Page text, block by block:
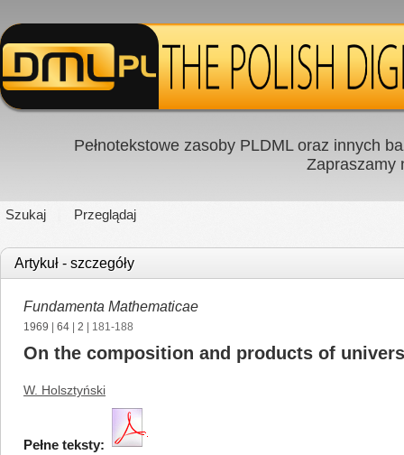
Pełnotekstowe zasoby PLDML oraz innych
Zapraszamy
Szukaj Przeglądaj
Artykuł - szczegóły
Fundamenta Mathematicae
1969 64 2 | 181-188
On the composition and products of
W. Holsztyński
Pełne teksty: